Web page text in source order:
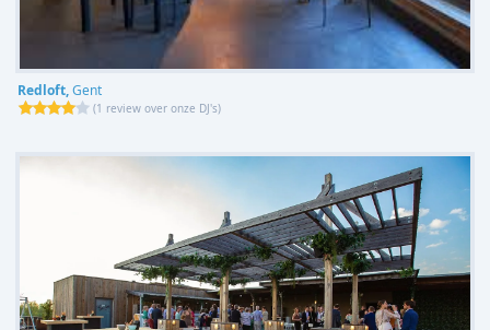
Redloft,Gent
(1 review over onze DJ's)